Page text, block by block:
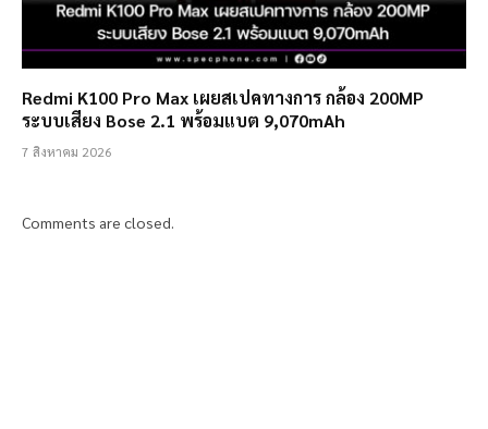
Redmi K100 Pro Max เผยสเปคทางการ กล้อง 200MP
ระบบเสียง Bose 2.1 พร้อมแบต 9,070mAh
7 สิงหาคม 2026
Comments are closed.